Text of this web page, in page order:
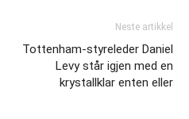
Neste artikkel
Tottenham-styreleder Daniel
Levy står igjen med en
krystallklar enten eller